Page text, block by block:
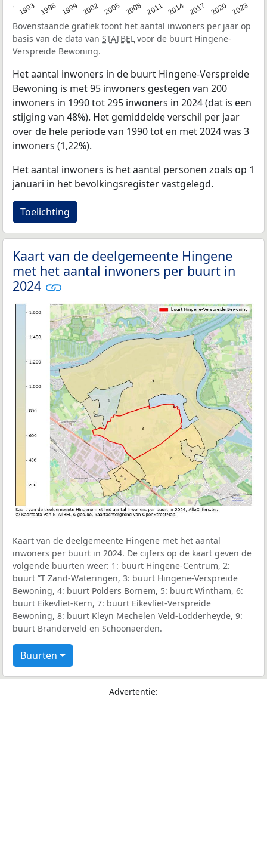
1993 1996 1999 2002 2005 2008 2011 2014 2017 2020 2023
Bovenstaande grafiek toont het aantal inwoners per jaar op
basis van de data van STATBEL voor de buurt Hingene-
Verspreide Bewoning.
Het aantal inwoners in de buurt Hingene-Verspreide
Bewoning is met 95 inwoners gestegen van 200
inwoners in 1990 tot 295 inwoners in 2024 (dat is een
stijging van 48%). Het gemiddelde verschil per jaar
over de hele periode van 1990 tot en met 2024 was 3
inwoners (1,22%).
Het aantal inwoners is het aantal personen zoals op 1
januari in het bevolkingsregister vastgelegd.
Toelichting
Kaart van de deelgemeente Hingene
met het aantal inwoners per buurt in
2024
Kaart van de deelgemeente Hingene met het aantal
inwoners per buurt in 2024. De cijfers op de kaart geven de
volgende buurten weer: 1: buurt Hingene-Centrum, 2:
buurt ”T Zand-Wateringen, 3: buurt Hingene-Verspreide
Bewoning, 4: buurt Polders Bornem, 5: buurt Wintham, 6:
buurt Eikevliet-Kern, 7: buurt Eikevliet-Verspreide
Bewoning, 8: buurt Kleyn Mechelen Veld-Lodderheyde, 9:
buurt Branderveld en Schoonaerden.
Buurten
Advertentie: